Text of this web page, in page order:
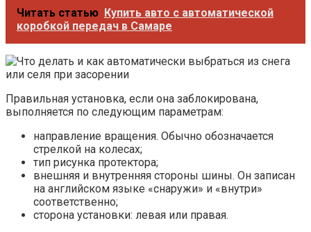
Читать статью Купить авто с автоматической
коробкой передач в Самаре
Правильная установка, если она заблокирована,
выполняется по следующим параметрам:
направление вращения. Обычно обозначается
стрелкой на колесах;
тип рисунка протектора;
внешняя и внутренняя стороны шины. Он записан
на английском языке «снаружи» и «внутри»
соответственно;
сторона установки: левая или правая.